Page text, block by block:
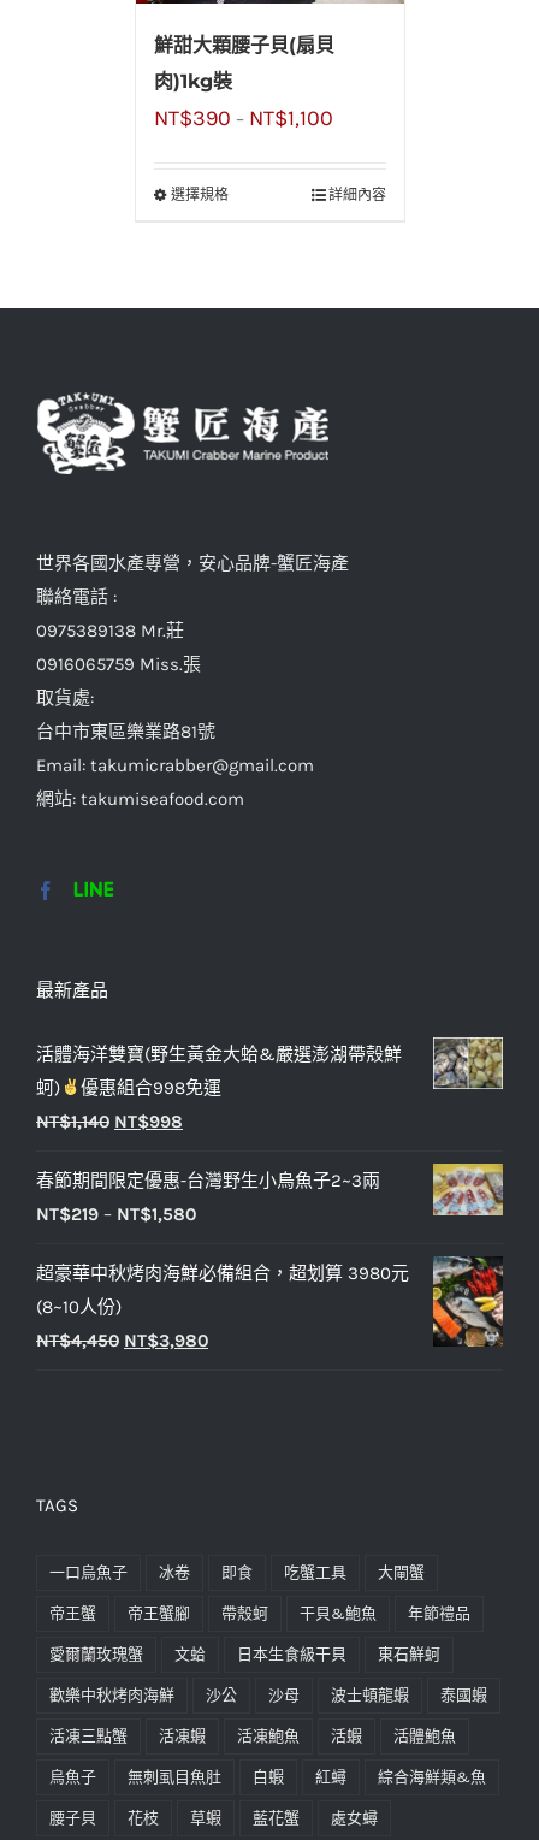
鮮甜大顆腰子貝(扇貝
肉)1kg裝
NT$390 – NT$1,100
選擇規格 詳細內容
世界各國水產專營，安心品牌-蟹匠海產
聯絡電話 :
0975389138 Mr.莊
0916065759 Miss.張
取貨處:
台中市東區樂業路81號
Email: takumicrabber@gmail.com
網站: takumiseafood.com
最新產品
活體海洋雙寶(野生黃金大蛤&嚴選澎湖帶殼鮮
蚵)
優惠組合998免運
NT$1,140 NT$998
春節期間限定優惠-台灣野生小烏魚子2~3兩
NT$219 – NT$1,580
超豪華中秋烤肉海鮮必備組合，超划算 3980元
(8~10人份)
NT$4,450 NT$3,980
TAGS
一口烏魚子 冰卷 即食 吃蟹工具 大閘蟹
帝王蟹 帝王蟹腳 帶殼蚵 干貝&鮑魚 年節禮品
愛爾蘭玫瑰蟹 文蛤 日本生食級干貝 東石鮮蚵
歡樂中秋烤肉海鮮 沙公 沙母 波士頓龍蝦 泰國蝦
活凍三點蟹 活凍蝦 活凍鮑魚 活蝦 活體鮑魚
烏魚子 無刺虱目魚肚 白蝦 紅蟳 綜合海鮮類&魚
腰子貝 花枝 草蝦 藍花蟹 處女蟳